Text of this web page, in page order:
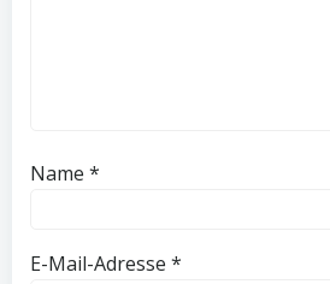
Name *
E-Mail-Adresse *